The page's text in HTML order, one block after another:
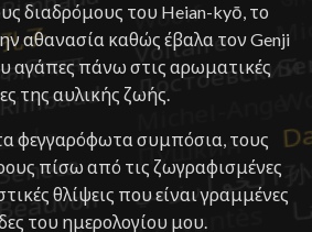
διαδρόμους του Heian-kyō, το
αθανασία καθώς έβαλα τον Genji
αγάπες πάνω στις αρωματικές
της αυλικής ζωής.
φεγγαρόφωτα συμπόσια, τους
πίσω από τις ζωγραφισμένες
θλίψεις που είναι γραμμένες
του ημερολογίου μου.